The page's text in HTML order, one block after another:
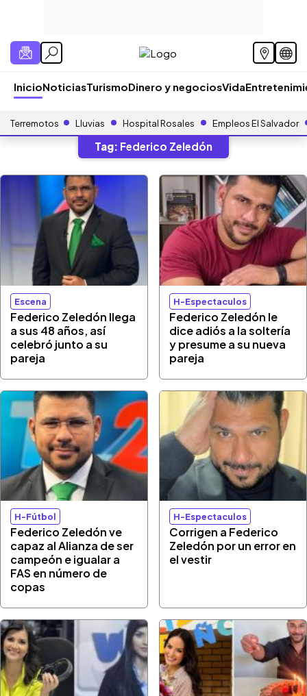
InicioNoticiasTurismoDinero y negociosVida
Terremotos Lluvias Hospital Rosales Empleos El Salvador
Tag: Federico Zeledón
Escena
Federico Zeledón llega
a sus 48 años, así
celebró junto a su
pareja
H-Espectaculos
Federico Zeledón le
dice adiós a la soltería
y presume a su nueva
pareja
H-Fútbol
Federico Zeledón ve
capaz al Alianza de ser
campeón e igualar a
FAS en número de
copas
H-Espectaculos
Corrigen a Federico
Zeledón por un error en
el vestir